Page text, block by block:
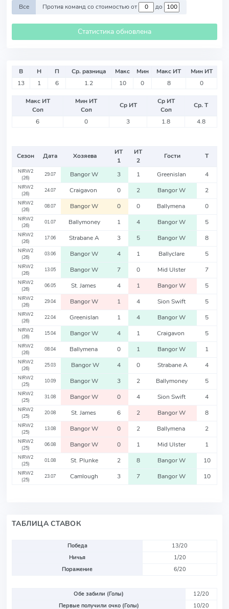
Все Против команд со стоимостью от до
Статистика обновлена
В Н П Ср. разница Макс Мин Макс ИТ
Мин ИТ
13
1 6 1.2 10 0 8 0
Макс ИТ
Соп
Мин ИТ
Соп
Ср ИТ
Ср ИТ
Соп
Ср. Т
6
0 3 1.8 4.8
Сезон Дата Хозяева
ИТ
1
ИТ
2
Гости Т
NIRW2
(26)
29.07 Bangor W 3 1 Greenislan 4
NIRW2
(26)
24.07 Craigavon 0 2 Bangor W 2
NIRW2
(26)
08.07 Bangor W 0 0 Ballymena 0
NIRW2
(26)
01.07 Ballymoney 1 4 Bangor W 5
NIRW2
(26)
17.06 Strabane A 3 5 Bangor W 8
NIRW2
(26)
03.06 Bangor W 4 1 Ballyclare 5
NIRW2
(26)
13.05 Bangor W 7 0 Mid Ulster 7
NIRW2
(26)
06.05 St. James 4 1 Bangor W 5
NIRW2
(26)
29.04 Bangor W 1 4 Sion Swift 5
NIRW2
(26)
22.04 Greenislan 1 4 Bangor W 5
NIRW2
(26)
15.04 Bangor W 4 1 Craigavon 5
NIRW2
(26)
08.04 Ballymena 0 1 Bangor W 1
NIRW2
(26)
25.03 Bangor W 4 0 Strabane A 4
NIRW2
(25)
10.09 Bangor W 3 2 Ballymoney 5
NIRW2
(25)
31.08 Bangor W 0 4 Sion Swift 4
NIRW2
(25)
20.08 St. James 6 2 Bangor W 8
NIRW2
(25)
13.08 Bangor W 0 2 Ballymena 2
NIRW2
(25)
06.08 Bangor W 0 1 Mid Ulster 1
NIRW2
(25)
01.08 St. Plunke 2 8 Bangor W 10
NIRW2
(25)
23.07 Camlough 3 7 Bangor W 10
ТАБЛИЦА СТАВОК
Победа
13/20
Ничья
1/20
Поражение
6/20
Обе забили (Голы)
12/20
Первые получили очко (Голы)
10/20